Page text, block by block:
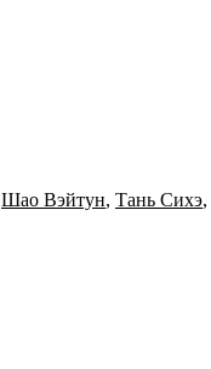
Шао Вэйтун, Тань Сихэ,